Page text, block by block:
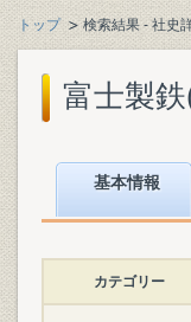
トップ 検索結果 - 社史
富士製
基本情報
カテゴリー